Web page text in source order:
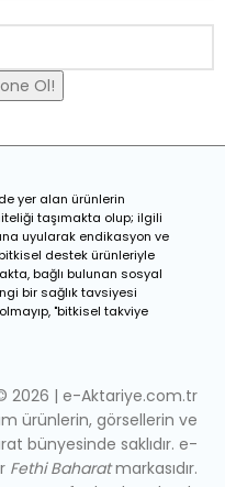
yer alan ürünlerin
taşımakta olup; ilgili
uyularak endikasyon ve
destek ürünleriyle
bağlı bulunan sosyal
bir sağlık tavsiyesi
"bitkisel takviye
2026 | e-Aktariye.com.tr
ürünlerin, görsellerin ve
bünyesinde saklıdır. e-
Fethi Baharatmarkasıdır.